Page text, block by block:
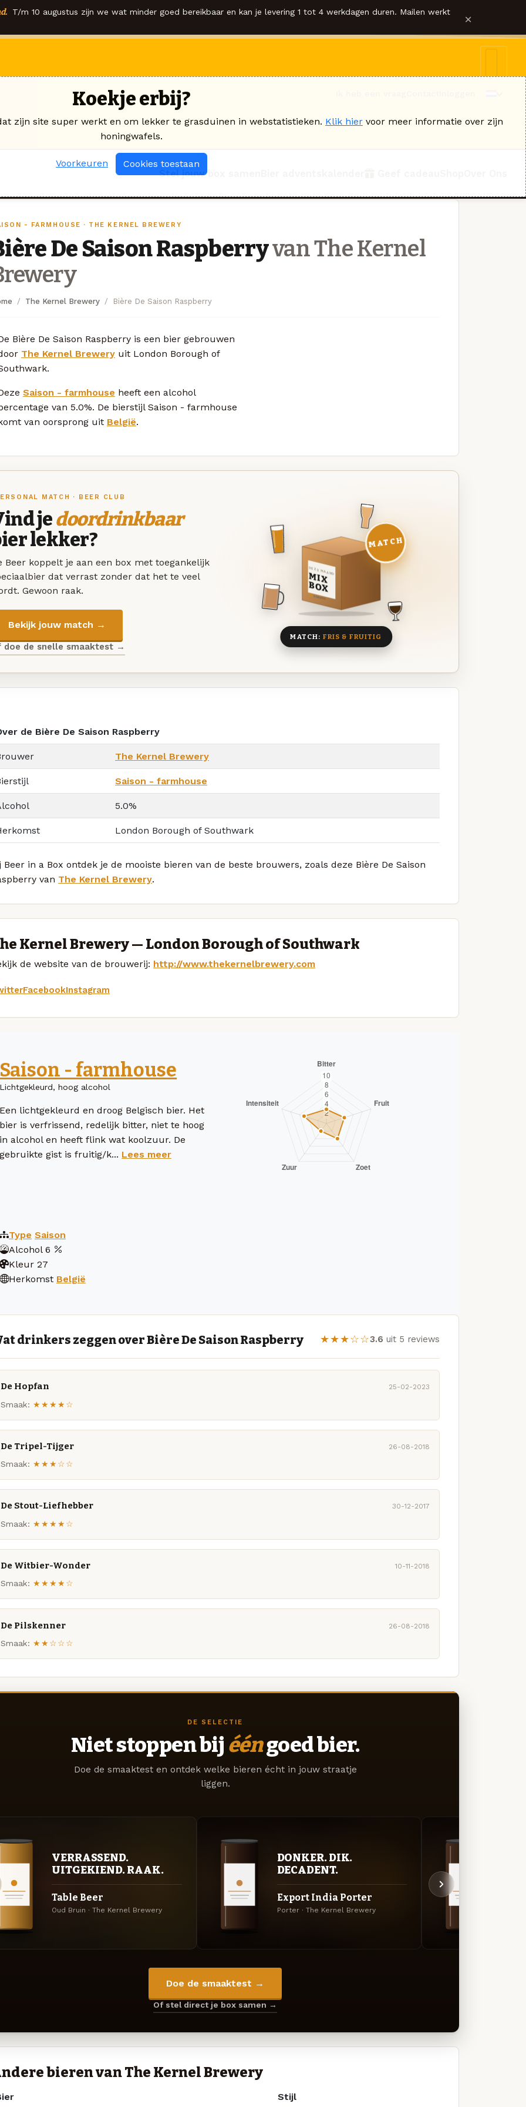
T/m 10 augustus zijn we wat minder goed bereikbaar en kan je levering 1 tot 4 werkdagen duren. Mailen werkt ×
Stel jouw box samen
- FARMHOUSE · THE KERNEL BREWERY
De Saison Raspberryvan The Kernel
The Kernel Brewery Bière De Saison Raspberry
Bière De Saison Raspberry is een bier gebrouwen
The Kernel Brewery uit London Borough of
Saison - farmhouse heeft een alcohol
van 5.0%. De bierstijl Saison - farmhouse
van oorsprong uit België.
MATCH · BEER CLUB
jedoordrinkbaar
lekker?
Beer koppelt je aan een box met toegankelijk
dat verrast zonder dat het te veel
Gewoon raak.
Bekijk jouw match →
doe de snelle smaaktest →
DEZE MAAND
MIX
BOX
8 BIEREN
MATCH
MATCH: FRIS & FRUITIG
de Bière De Saison Raspberry
The Kernel Brewery
Saison - farmhouse
5.0%
London Borough of Southwark
Beer in a Box ontdek je de mooiste bieren van de beste brouwers, zoals deze Bière De Saison
van The Kernel Brewery.
Kernel Brewery — London Borough of Southwark
de website van de brouwerij: http://www.thekernelbrewery.com
FacebookInstagram
Saison - farmhouse
Lichtgekleurd, hoog alcohol
Een lichtgekleurd en droog Belgisch bier. Het
bier is verfrissend, redelijk bitter, niet te hoog
in alcohol en heeft flink wat koolzuur. De
gebruikte gist is fruitig/k... Lees meer
Type Saison
Alcohol 6
Kleur 27
Herkomst België
drinkers zeggen over Bière De Saison Raspberry ★★★☆☆3.6 uit 5 reviews
De Hopfan 25-02-2023
Smaak: ★★★★☆
De Tripel-Tijger 26-08-2018
Smaak: ★★★☆☆
De Stout-Liefhebber 30-12-2017
Smaak: ★★★★☆
De Witbier-Wonder 10-11-2018
Smaak: ★★★★☆
De Pilskenner 26-08-2018
Smaak: ★★☆☆☆
DE SELECTIE
Niet stoppen bij ééngoed bier.
Doe de smaaktest en ontdek welke bieren écht in jouw straatje
liggen.
VERRASSEND.
UITGEKIEND. RAAK.
Table Beer
Oud Bruin · The Kernel Brewery
DONKER. DIK.
DECADENT.
Export India Porter
Porter · The Kernel Brewery
Doe de smaaktest →
Of stel direct je box samen →
bieren van The Kernel Brewery
Stijl
Koekje erbij?
zijn site super werkt en om lekker te grasduinen in webstatistieken. Klik hier voor meer informatie over zijn
honingwafels.
Voorkeuren Cookies toestaan